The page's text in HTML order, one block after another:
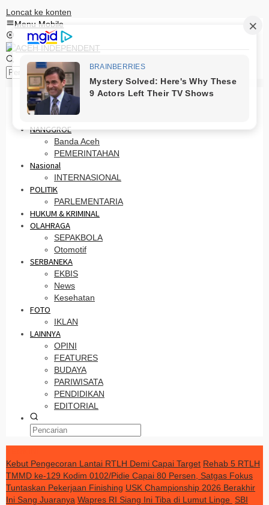
Loncat ke konten
Menu Mobile
HOME
PRO OTONOMI
NANGGROE
Banda Aceh
PEMERINTAHAN
Nasional
INTERNASIONAL
POLITIK
PARLEMENTARIA
HUKUM & KRIMINAL
OLAHRAGA
SEPAKBOLA
Otomotif
SERBANEKA
EKBIS
News
Kesehatan
FOTO
IKLAN
LAINNYA
OPINI
FEATURES
BUDAYA
PARIWISATA
PENDIDIKAN
EDITORIAL
Kebut Pengecoran Lantai RTLH Demi Capai Target Rehab 5 RTLH
TMMD ke-129 Kodim 0102/Pidie Capai 80 Persen, Satgas Fokus
Tuntaskan Pekerjaan Finishing USK Championship 2026 Berakhir
Ini Sang Juaranya Wapres RI Siang Ini Tiba di Lumut Linge SBI